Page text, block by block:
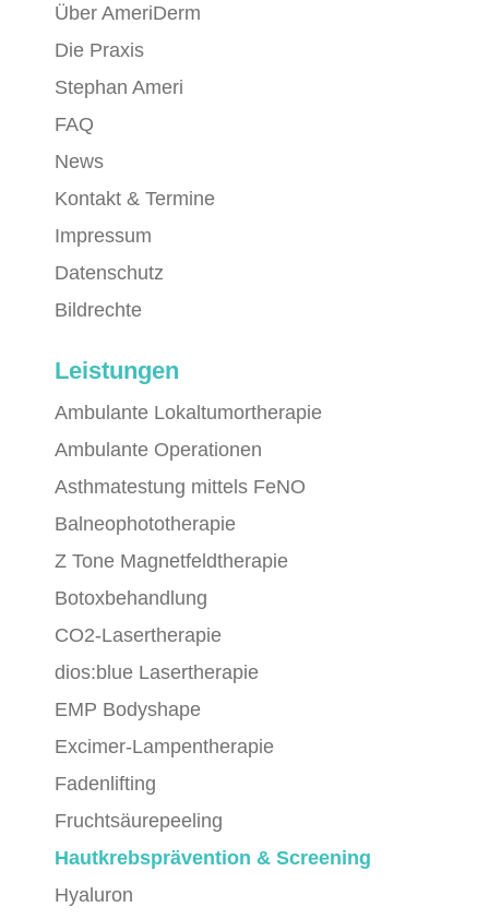
Über AmeriDerm
Die Praxis
Stephan Ameri
FAQ
News
Kontakt & Termine
Impressum
Datenschutz
Bildrechte
Ambulante Lokaltumortherapie
Ambulante Operationen
Asthmatestung mittels FeNO
Balneophototherapie
Z Tone Magnetfeldtherapie
Botoxbehandlung
CO2-Lasertherapie
dios:blue Lasertherapie
EMP Bodyshape
Excimer-Lampentherapie
Fadenlifting
Fruchtsäurepeeling
Hautkrebsprävention & Screening
Hyaluron